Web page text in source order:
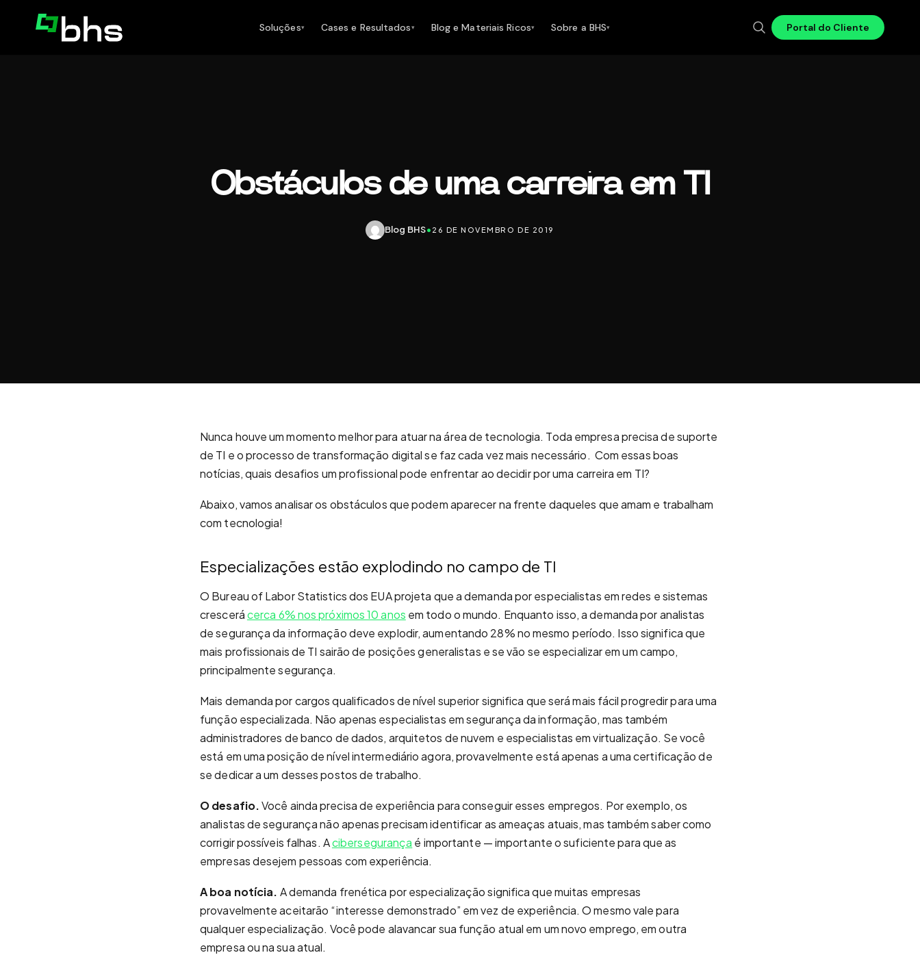
Soluções▾ Cases e Resultados▾ Blog e Materiais Ricos▾ Sobre a BHS▾ Portal do Cliente
Obstáculos de uma carreira em TI
Blog BHS• 26 DE NOVEMBRO DE 2019
Nunca houve um momento melhor para atuar na área de tecnologia. Toda empresa precisa de suporte
de TI e o processo de transformação digital se faz cada vez mais necessário. Com essas boas
notícias, quais desafios um profissional pode enfrentar ao decidir por uma carreira em TI?
Abaixo, vamos analisar os obstáculos que podem aparecer na frente daqueles que amam e trabalham
com tecnologia!
Especializações estão explodindo no campo de TI
O Bureau of Labor Statistics dos EUA projeta que a demanda por especialistas em redes e sistemas
crescerácerca 6% nos próximos 10 anos em todo o mundo. Enquanto isso, a demanda por analistas
de segurança da informação deve explodir, aumentando 28% no mesmo período. Isso significa que
mais profissionais de TI sairão de posições generalistas e se vão se especializar em um campo,
principalmente segurança.
Mais demanda por cargos qualificados de nível superior significa que será mais fácil progredir para uma
função especializada. Não apenas especialistas em segurança da informação, mas também
administradores de banco de dados, arquitetos de nuvem e especialistas em virtualização. Se você
está em uma posição de nível intermediário agora, provavelmente está apenas a uma certificação de
se dedicar a um desses postos de trabalho.
O desafio.Você ainda precisa de experiência para conseguir esses empregos. Por exemplo, os
analistas de segurança não apenas precisam identificar as ameaças atuais, mas também saber como
corrigir possíveis falhas. Acibersegurança é importante — importante o suficiente para que as
empresas desejem pessoas com experiência.
A boa notícia. A demanda frenética por especialização significa que muitas empresas
provavelmente aceitarão “interesse demonstrado” em vez de experiência. O mesmo vale para
qualquer especialização. Você pode alavancar sua função atual em um novo emprego, em outra
empresa ou na sua atual.